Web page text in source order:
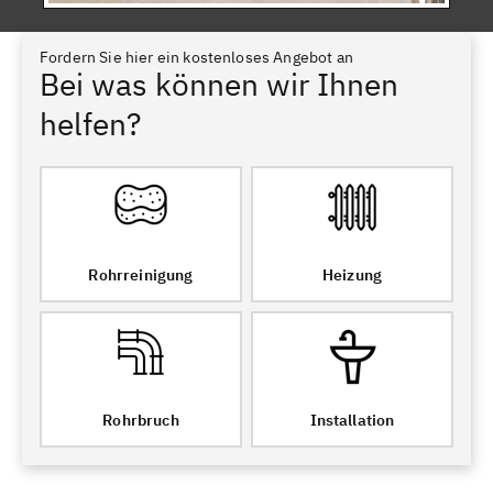
Fordern Sie hier ein kostenloses Angebot an
Bei was können wir Ihnen
helfen?
Rohrreinigung Heizung
Rohrbruch Installation